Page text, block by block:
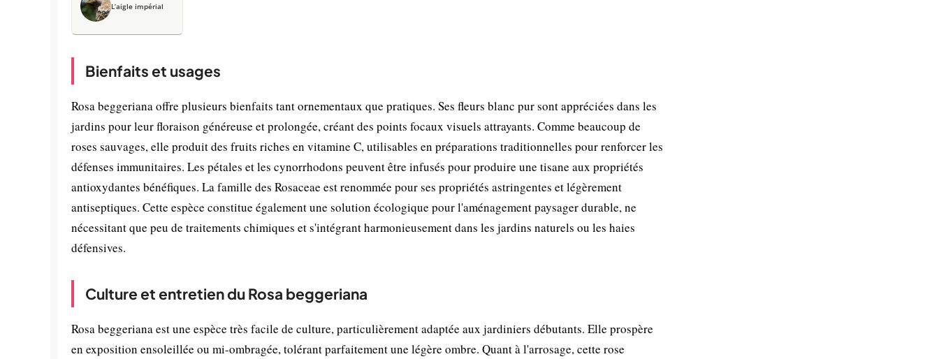
L’aigle impérial
Bienfaits et usages
Rosa beggeriana offre plusieurs bienfaits tant ornementaux que pratiques. Ses fleurs blanc pur sont appréciées dans les
jardins pour leur floraison généreuse et prolongée, créant des points focaux visuels attrayants. Comme beaucoup de
roses sauvages, elle produit des fruits riches en vitamine C, utilisables en préparations traditionnelles pour renforcer les
défenses immunitaires. Les pétales et les cynorrhodons peuvent être infusés pour produire une tisane aux propriétés
antioxydantes bénéfiques. La famille des Rosaceae est renommée pour ses propriétés astringentes et légèrement
antiseptiques. Cette espèce constitue également une solution écologique pour l'aménagement paysager durable, ne
nécessitant que peu de traitements chimiques et s'intégrant harmonieusement dans les jardins naturels ou les haies
défensives.
Culture et entretien du Rosa beggeriana
Rosa beggeriana est une espèce très facile de culture, particulièrement adaptée aux jardiniers débutants. Elle prospère
en exposition ensoleillée ou mi-ombragée, tolérant parfaitement une légère ombre. Quant à l'arrosage, cette rose